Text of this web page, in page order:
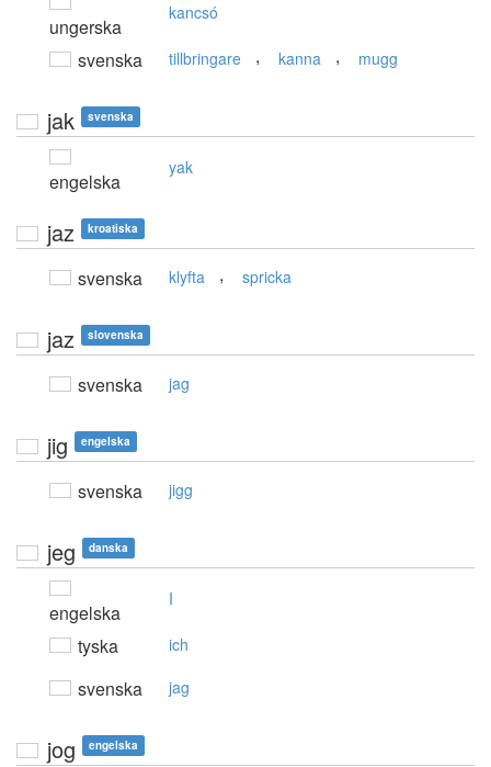
ungerska
kancsó
svenska tillbringare , kanna , mugg
jak svenska
engelska
yak
jaz kroatiska
svenska klyfta , spricka
jaz slovenska
svenska jag
jig engelska
svenska jigg
jeg danska
engelska
I
tyska ich
svenska jag
jog engelska